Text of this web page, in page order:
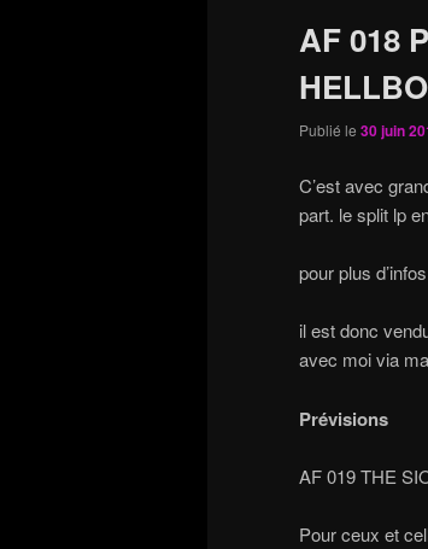
AF 018
Publié le 30 juin
C’est avec
part. le split lp
pour plus
il est donc
avec moi via
Prévisions
AF 019 THE
Pour ceux et